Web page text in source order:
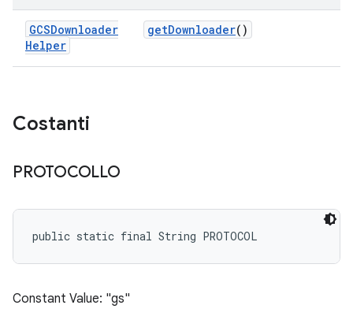
GCSDownloader
Helper
getDownloader()
Costanti
PROTOCOLLO
public static final String PROTOCOL
Constant Value: "gs"